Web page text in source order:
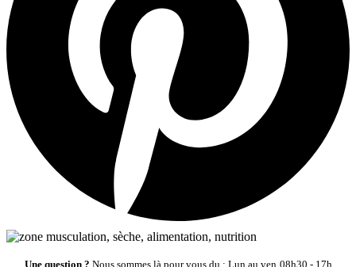
Une question ? Nous sommes là pour vous du : Lun au ven 08h30 - 17h